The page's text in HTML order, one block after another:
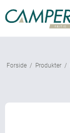
Forside / Produkter /